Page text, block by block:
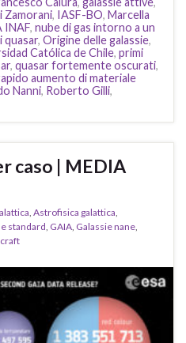
Zamorani, IASF-BO, Marcella
INAF, nube di gas intorno a un
quasar, Origine delle galassie,
Católica de Chile, primi
, quasar fortemente oscurati,
aumento di materiale
Nanni, Roberto Gilli,
caso | MEDIA
, Astrofisica galattica,
standard, GAIA, Galassie nane,